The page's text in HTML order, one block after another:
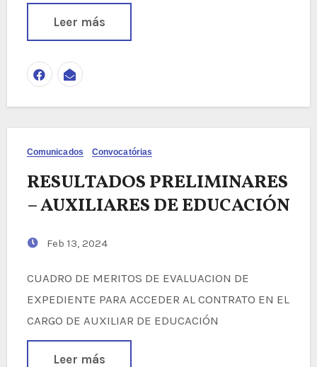
Leer más
Comunicados Convocatórias
RESULTADOS PRELIMINARES
– AUXILIARES DE EDUCACIÓN
Feb 13, 2024
CUADRO DE MERITOS DE EVALUACION DE
EXPEDIENTE PARA ACCEDER AL CONTRATO EN EL
CARGO DE AUXILIAR DE EDUCACIÓN
Leer más